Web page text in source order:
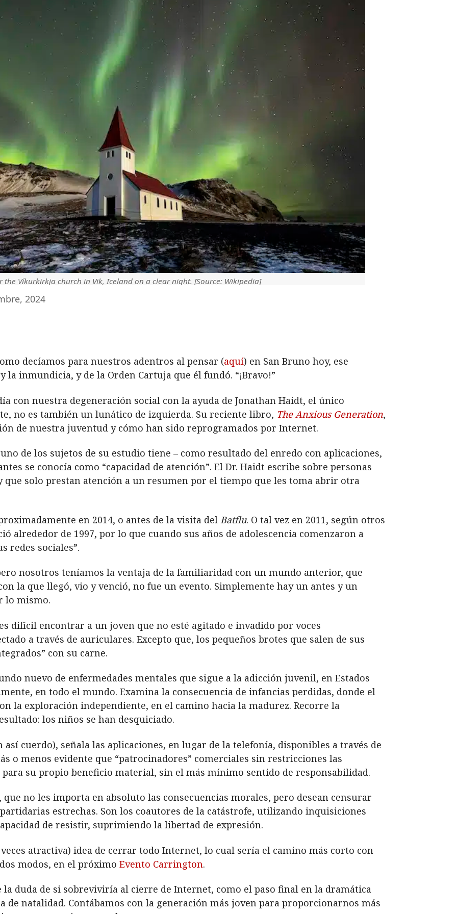
Víkurkirkja church in Vik, Iceland on a clear night. [Source: Wikipedia]
2024
decíamos para nuestros adentros al pensar (aquí) en San Bruno hoy, ese
la inmundicia, y de la Orden Cartuja que él fundó. “¡Bravo!”
con nuestra degeneración social con la ayuda de Jonathan Haidt, el único
no es también un lunático de izquierda. Su reciente libro, The Anxious Generation,
de nuestra juventud y cómo han sido reprogramados por Internet.
de los sujetos de su estudio tiene – como resultado del enredo con aplicaciones,
se conocía como “capacidad de atención”. El Dr. Haidt escribe sobre personas
que solo prestan atención a un resumen por el tiempo que les toma abrir otra
en 2014, o antes de la visita del Batflu. O tal vez en 2011, según otros
alrededor de 1997, por lo que cuando sus años de adolescencia comenzaron a
redes sociales”.
nosotros teníamos la ventaja de la familiaridad con un mundo anterior, que
la que llegó, vio y venció, no fue un evento. Simplemente hay un antes y un
lo mismo.
difícil encontrar a un joven que no esté agitado e invadido por voces
a través de auriculares. Excepto que, los pequeños brotes que salen de sus
con su carne.
nuevo de enfermedades mentales que sigue a la adicción juvenil, en Estados
en todo el mundo. Examina la consecuencia de infancias perdidas, donde el
la exploración independiente, en el camino hacia la madurez. Recorre la
los niños se han desquiciado.
cuerdo), señala las aplicaciones, en lugar de la telefonía, disponibles a través de
o menos evidente que “patrocinadores” comerciales sin restricciones las
su propio beneficio material, sin el más mínimo sentido de responsabilidad.
no les importa en absoluto las consecuencias morales, pero desean censurar
estrechas. Son los coautores de la catástrofe, utilizando inquisiciones
de resistir, suprimiendo la libertad de expresión.
atractiva) idea de cerrar todo Internet, lo cual sería el camino más corto con
modos, en el próximo Evento Carrington.
la duda de si sobreviviría al cierre de Internet, como el paso final en la dramática
de natalidad. Contábamos con la generación más joven para proporcionarnos más